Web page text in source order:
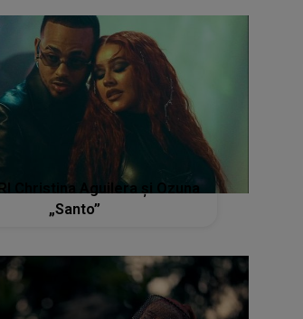
Christina Aguilera și Ozuna
„Santo”